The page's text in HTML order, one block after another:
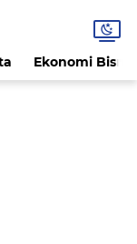
Ekonomi Bisnis